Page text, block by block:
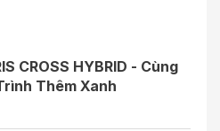
CROSS HYBRID - Cùng
Thêm Xanh